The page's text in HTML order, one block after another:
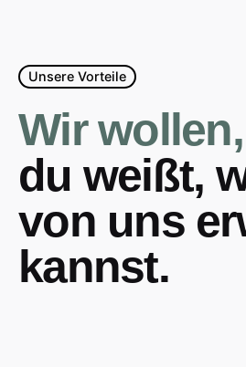
Unsere Vorteile
Wir wollen,
du weißt,
von uns
kannst.